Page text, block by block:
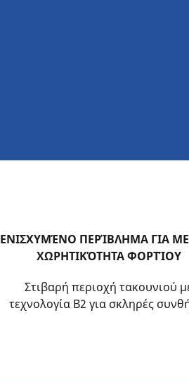
ΕΝΙΣΧΥΜΈΝΟ ΠΕΡΊΒΛΗΜΑ ΓΙΑ
ΧΩΡΗΤΙΚΌΤΗΤΑ ΦΟΡΤΊΟΥ
Στιβαρή περιοχή τακουνιού
τεχνολογία B2 για σκληρές